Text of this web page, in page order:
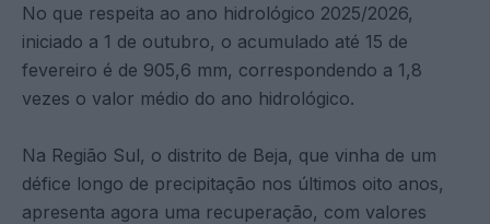
No que respeita ao ano hidrológico 2025/2026,
iniciado a 1 de outubro, o acumulado até 15 de
fevereiro é de 905,6 mm, correspondendo a 1,8
vezes o valor médio do ano hidrológico.
Na Região Sul, o distrito de Beja, que vinha de um
défice longo de precipitação nos últimos oito anos,
apresenta agora uma recuperação, com valores